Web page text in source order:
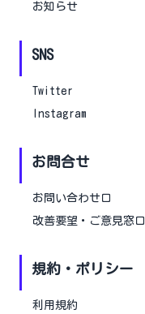
お知らせ
SNS
Twitter
Instagram
お問合せ
お問い合わせ口
改善要望・ご意見窓口
規約・ポリシー
利用規約